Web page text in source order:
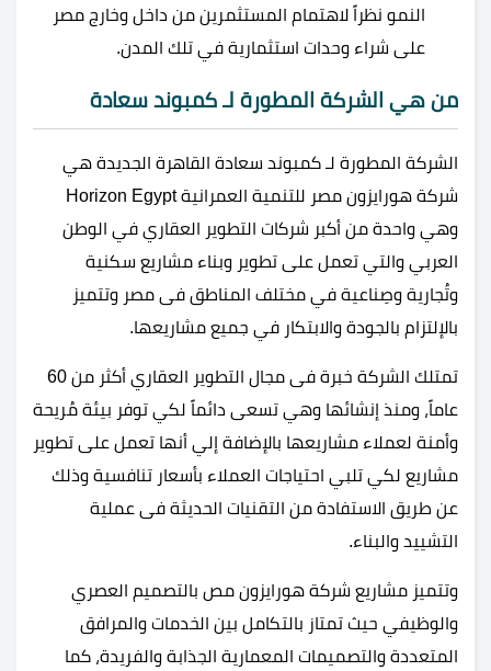
النمو نظراً لاهتمام المستثمرين من داخل وخارج مصر
على شراء وحدات استثمارية في تلك المدن.
من هي الشركة المطورة لـ كمبوند سعادة
الشركة المطورة لـ كمبوند سعادة القاهرة الجديدة هي
شركة هورايزون مصر للتنمية العمرانية Horizon Egypt
وهي واحدة من أكبر شركات التطوير العقاري في الوطن
العربي والتي تعمل على تطوير وبناء مشاريع سكنية
وتُجارية وصِناعية في مختلف المناطق فى مصر وتتميز
بالإلتزام بالجودة والابتكار في جميع مشاريعها.
تمتلك الشركة خبرة فى مجال التطوير العقاري أكثر من 60
عاماً، ومنذ إنشائها وهي تسعى دائماً لكي توفر بيئة مُريحة
وأمنة لعملاء مشاريعها بالإضافة إلي أنها تعمل على تطوير
مشاريع لكي تلبي احتياجات العملاء بأسعار تنافسية وذلك
عن طريق الاستفادة من التقنيات الحديثة فى عملية
التشييد والبناء.
وتتميز مشاريع شركة هورايزون مص بالتصميم العصري
والوظيفي حيث تمتاز بالتكامل بين الخدمات والمرافق
المتعددة والتصميمات المعمارية الجذابة والفريدة، كما